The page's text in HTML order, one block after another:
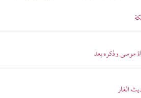
موسى وذكره بعد
الغار